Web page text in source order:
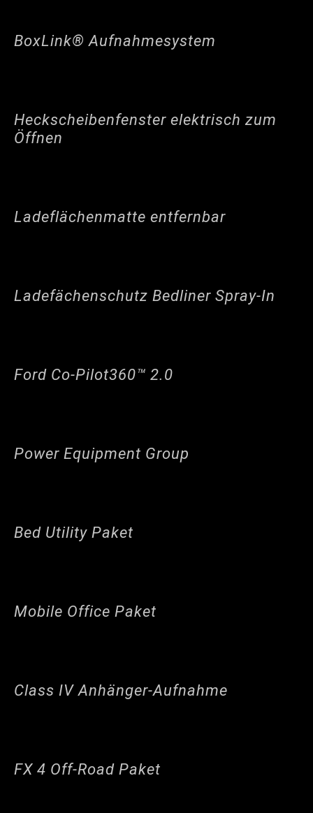
BoxLink® Aufnahmesystem
Heckscheibenfenster elektrisch zum
Öffnen
Ladeflächenmatte entfernbar
Ladefächenschutz Bedliner Spray-In
Ford Co-Pilot360™ 2.0
Power Equipment Group
Bed Utility Paket
Mobile Office Paket
Class IV Anhänger-Aufnahme
FX 4 Off-Road Paket